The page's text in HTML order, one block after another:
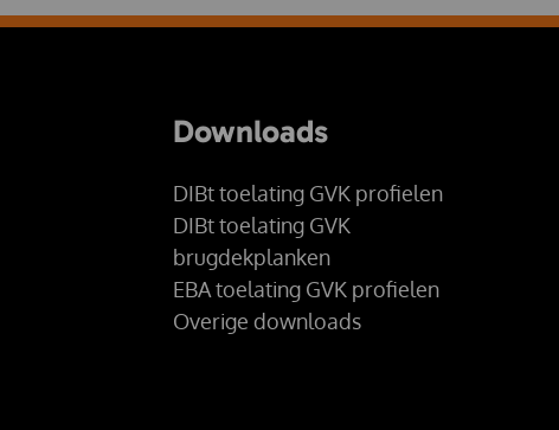
Downloads
DIBt toelating GVK profielen
DIBt toelating GVK
brugdekplanken
EBA toelating GVK profielen
Overige downloads